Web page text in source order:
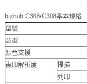
bizhub C368/C308基本規格
型號
類型
顏色支援
複印解析度
掃描
列印